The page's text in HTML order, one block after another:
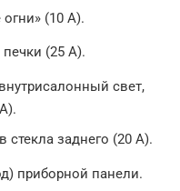
(10 А).
(25 А).
свет,
стекла заднего (20 А).
приборной панели.